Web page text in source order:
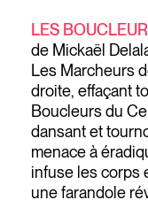
LES
de Mickaël
Les Marcheurs
droite, effaçant
Boucleurs du
dansant et
menace à
infuse les corps
une farandole